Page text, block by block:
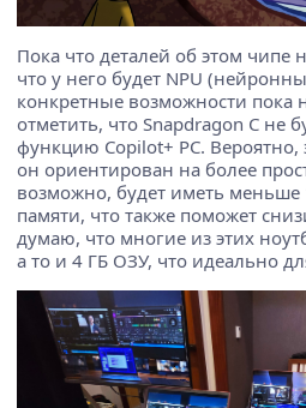
Пока что деталей об этом чипе
что у него будет NPU
конкретные возможности пока
отметить, что Snapdragon C не
функцию Copilot+ PC. Вероятно,
он ориентирован на более
возможно, будет иметь меньше
памяти, что также поможет
думаю, что многие из этих
а то и 4 ГБ ОЗУ, что идеально